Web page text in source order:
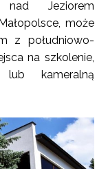
Jeziorem
może
z południowo-
na szkolenie,
kameralną